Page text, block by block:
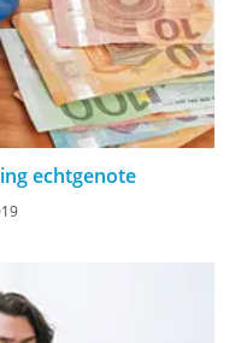
echtgenote